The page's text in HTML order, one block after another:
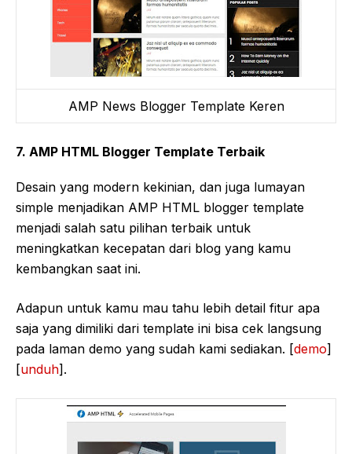
AMP News Blogger Template Keren
7. AMP HTML Blogger Template Terbaik
Desain yang modern kekinian, dan juga lumayan
simple menjadikan AMP HTML blogger template
menjadi salah satu pilihan terbaik untuk
meningkatkan kecepatan dari blog yang kamu
kembangkan saat ini.
Adapun untuk kamu mau tahu lebih detail fitur apa
saja yang dimiliki dari template ini bisa cek langsung
pada laman demo yang sudah kami sediakan. [demo]
[unduh].